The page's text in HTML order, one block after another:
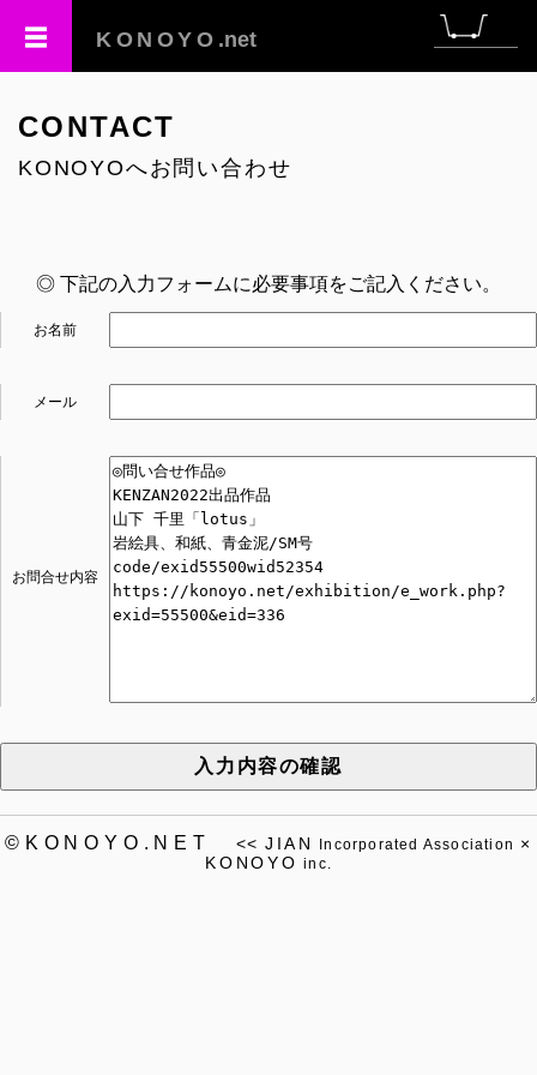
KONOYO .net
CONTACT
KONOYOへお問い合わせ
◎ 下記の入力フォームに必要事項をご記入ください。
お名前
メール
お問合せ内容
入力内容の確認
©KONOYO.NET << JIAN Incorporated Association ×
KONOYO inc.